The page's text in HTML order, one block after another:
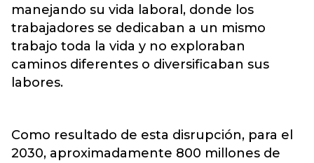
manejando su vida laboral, donde los
trabajadores se dedicaban a un mismo
trabajo toda la vida y no exploraban
caminos diferentes o diversificaban sus
labores.
Como resultado de esta disrupción, para el
2030, aproximadamente 800 millones de